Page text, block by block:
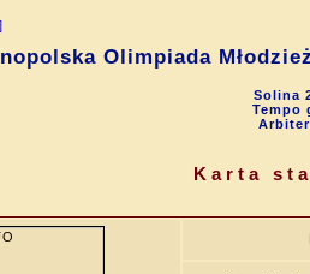
Olimpiada
Solina
Tempo
Karta